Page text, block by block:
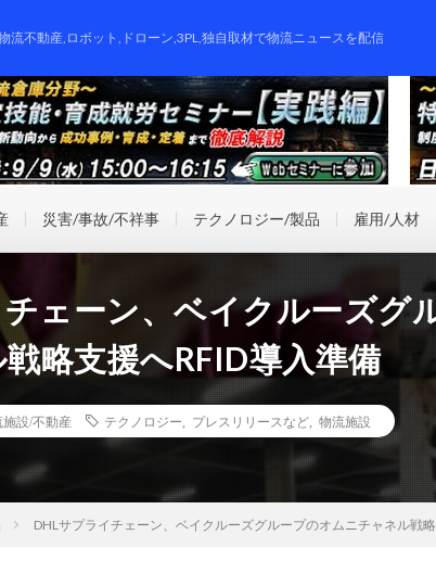
流不動産,ロボット,ドローン,3PL,独自取材で物流ニュースを配信
災害/事故/不祥事 テクノロジー/製品 雇用/人材
ェーン、ベイクルーズグ
略支援へRFID導入準備
施設/不動産 テクノロジー プレスリリースなど 物流施設
DHLサプライチェーン、ベイクルーズグループのオムニチャネル戦